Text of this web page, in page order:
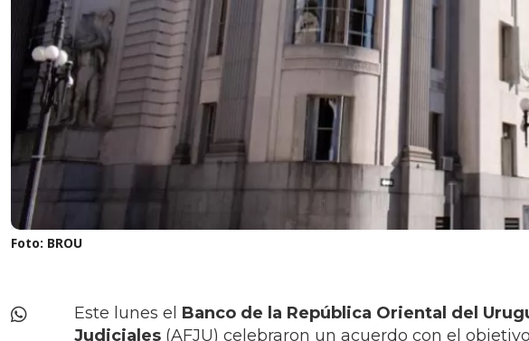
Foto: BROU
Este lunes el Banco de la República Oriental del
Judiciales (AFJU) celebraron un acuerdo con el